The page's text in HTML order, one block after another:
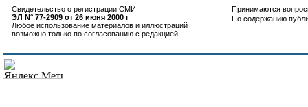
Свидетельство о регистрации СМИ:
ЭЛ N° 77-2909 от 26 июня 2000 г
Любое использование материалов и иллюстраций
возможно только по согласованию с редакцией
Принимаются
По содержанию